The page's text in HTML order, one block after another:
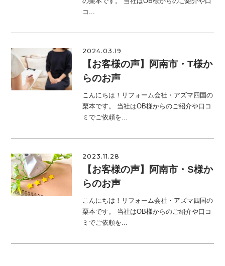
コ...
2024.03.19
【お客様の声】阿南市・T様か
らのお声
こんにちは！リフォーム会社・アズマ四国の
栗本です。 当社はOB様からのご紹介や口コ
ミでご依頼を...
2023.11.28
【お客様の声】阿南市・S様か
らのお声
こんにちは！リフォーム会社・アズマ四国の
栗本です。 当社はOB様からのご紹介や口コ
ミでご依頼を...